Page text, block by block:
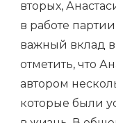
вторых,
в работе
важный вклад в
отметить, что
автором
которые были